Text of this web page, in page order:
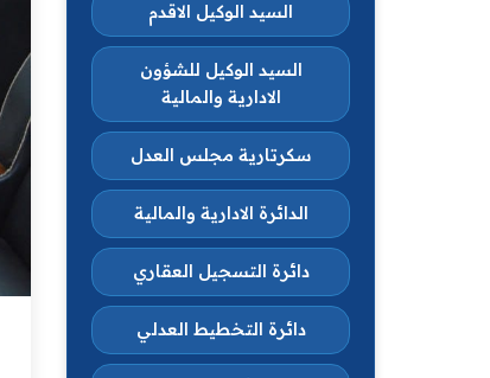
السيد الوكيل الاقدم
السيد الوكيل للشؤون
الادارية والمالية
سكرتارية مجلس العدل
الدائرة الادارية والمالية
دائرة التسجيل العقاري
دائرة التخطيط العدلي